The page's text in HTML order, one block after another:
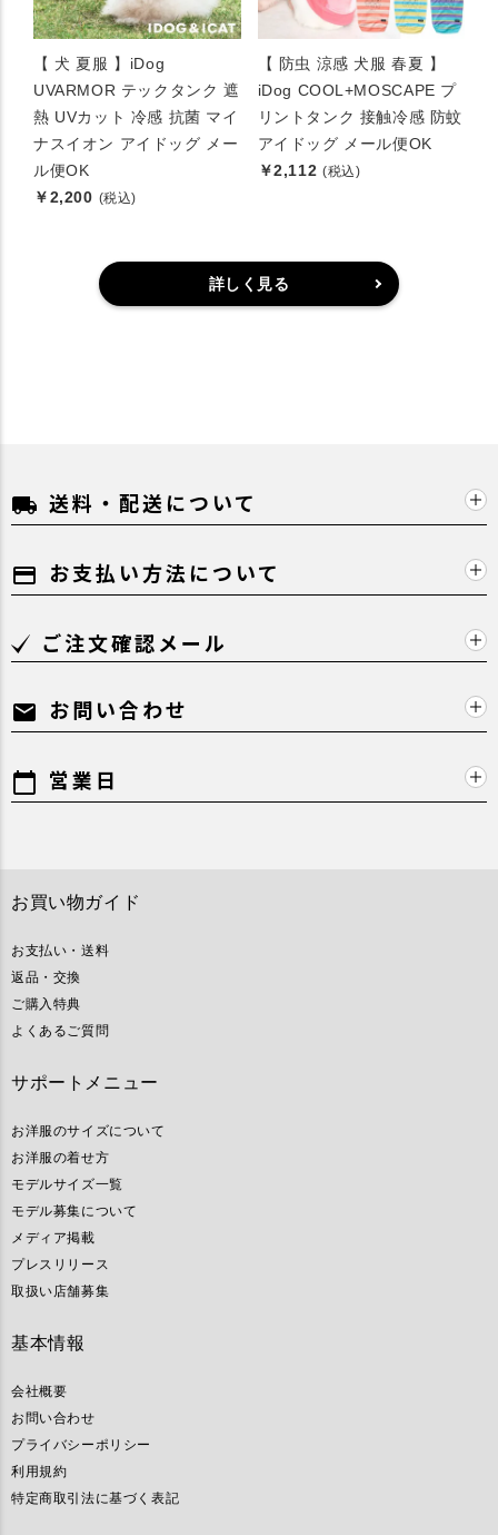
【 犬 夏服 】iDog
UVARMOR テックタンク 遮
熱 UVカット 冷感 抗菌 マイ
ナスイオン アイドッグ メー
ル便OK
￥2,200 (税込)
【 防虫 涼感 犬服 春夏 】
iDog COOL+MOSCAPE プ
リントタンク 接触冷感 防蚊
アイドッグ メール便OK
￥2,112 (税込)
詳しく見る
local_shipping 送料・配送について
payment お支払い方法について
ご注文確認メール
mail お問い合わせ
calendar_today 営業日
お買い物ガイド
お支払い・送料
返品・交換
ご購入特典
よくあるご質問
サポートメニュー
お洋服のサイズについて
お洋服の着せ方
モデルサイズ一覧
モデル募集について
メディア掲載
プレスリリース
取扱い店舗募集
基本情報
会社概要
お問い合わせ
プライバシーポリシー
利用規約
特定商取引法に基づく表記